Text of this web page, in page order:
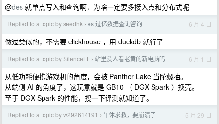
@des 就单点写入和查询啊，为啥一定要多接入点和分布式呢
Replied to a topic by seedhk › es 过亿数据查询咨询 6 月 4 日
做过类似的，不需要 clickhouse ，用 duckdb 就行了
Replied to a topic by SilenceLL › 站里没人看老黄的新电脑吗 6 月 1 日
从低功耗便携游戏机的角度，会被 Panther Lake 当陀螺抽。
从端侧 AI 的角度了，这玩意就是 GB10 （ DGX Spark ）换壳。
至于 DGX Spark 的性能，搜一下评测就知道了。
Replied to a topic by w292614191 › 午休求救，要崩溃了 5 月 29 日